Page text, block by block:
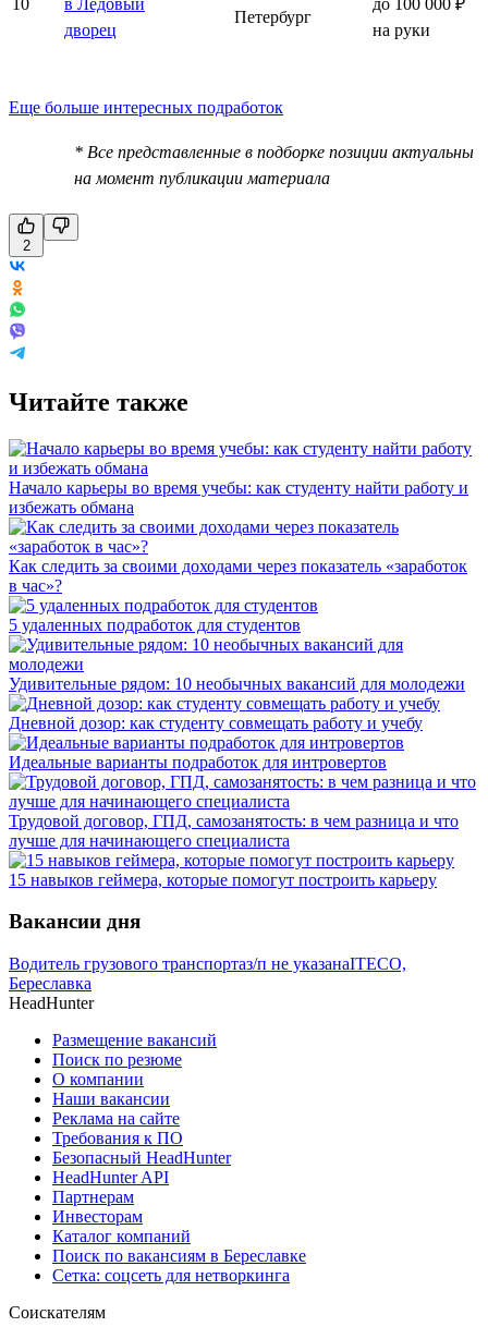
дворец
Петербург
на руки
Еще больше интересных подработок
* Все представленные в подборке позиции актуальны
на момент публикации материала
2
Читайте также
Начало карьеры во время учебы: как студенту найти работу и
избежать обмана
Как следить за своими доходами через показатель «заработок
в час»?
5 удаленных подработок для студентов
Удивительные рядом: 10 необычных вакансий для молодежи
Дневной дозор: как студенту совмещать работу и учебу
Идеальные варианты подработок для интровертов
Трудовой договор, ГПД, самозанятость: в чем разница и что
лучше для начинающего специалиста
15 навыков геймера, которые помогут построить карьеру
Вакансии дня
Водитель грузового транспортаз/п не указанаITECO,
Береславка
HeadHunter
Размещение вакансий
Поиск по резюме
О компании
Наши вакансии
Реклама на сайте
Требования к ПО
Безопасный HeadHunter
HeadHunter API
Партнерам
Инвесторам
Каталог компаний
Поиск по вакансиям в Береславке
Сетка: соцсеть для нетворкинга
Соискателям